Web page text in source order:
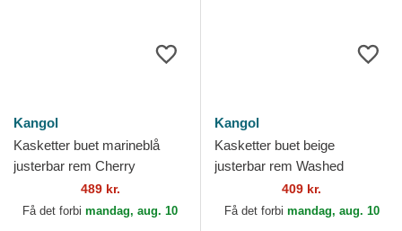
Kangol
Kasketter buet marineblå
justerbar rem Cherry
Spacecap af Kangol
489 kr.
Få det forbi mandag, aug. 10
Kangol
Kasketter buet beige
justerbar rem Washed
Baseball af Kangol
409 kr.
Få det forbi mandag, aug. 10